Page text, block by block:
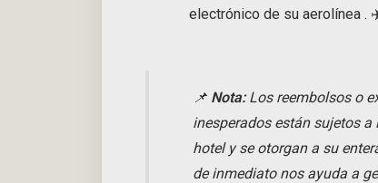
electrónico de su aerolínea .
📌 Nota:Los reembolsos o
inesperados están sujetos
hotel y se otorgan a su
de inmediato nos ayuda a